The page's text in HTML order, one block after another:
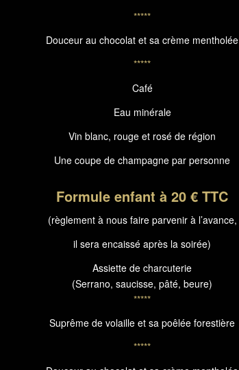
*****
Douceur au chocolat et sa crème mentholée
*****
Café
Eau minérale
Vin blanc, rouge et rosé de région
Une coupe de champagne par personne
Formule enfant à 20 € TTC
(règlement à nous faire parvenir à l’avance,
il sera encaissé après la soirée)
Assiette de charcuterie
(Serrano, saucisse, pâté, beure)
*****
Suprême de volaille et sa poêlée forestière
*****